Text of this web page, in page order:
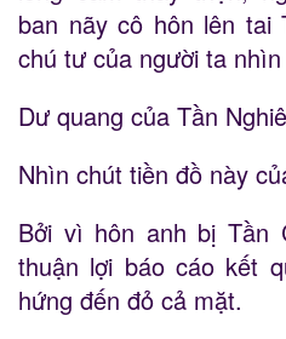
ban nãy cô hôn lên tai
chú tư của người ta
Dư quang của Tần
Nhìn chút tiền đồ này
Bởi vì hôn anh bị Tần
thuận lợi báo cáo kết
hứng đến đỏ cả mặt.